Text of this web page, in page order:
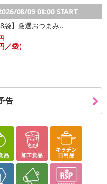
、お届け商品と多少異なる場
示制度]の経過措置期間の終
・原材料の表記が旧表記の場
込みください。なお、本理由
交換は対応いたしかねます。
す。
イ、AEON Pay、Amazon Pa
サイトへ遷移します。
た決済期限日にお支払いを完
だいたうえでお申し込みくだ
08/09 08:00 START
8袋】厳選おつまみ...
／袋）
告